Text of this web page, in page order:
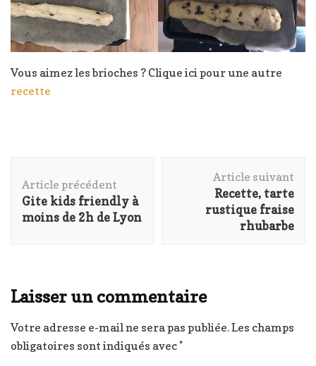
Vous aimez les brioches ? Clique ici pour une autre
recette
d'article
Article précédent
Gite kids friendly à
moins de 2h de Lyon
Article suivant
Recette, tarte
rustique fraise
rhubarbe
Laisser un commentaire
Votre adresse e-mail ne sera pas publiée.Les champs
obligatoires sont indiqués avec*